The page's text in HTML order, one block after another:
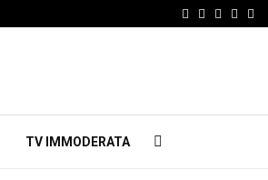
Facebook
Twitter
TV IMMODERATA